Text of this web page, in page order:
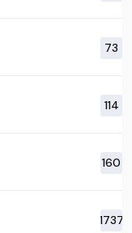
73
114
160
1737